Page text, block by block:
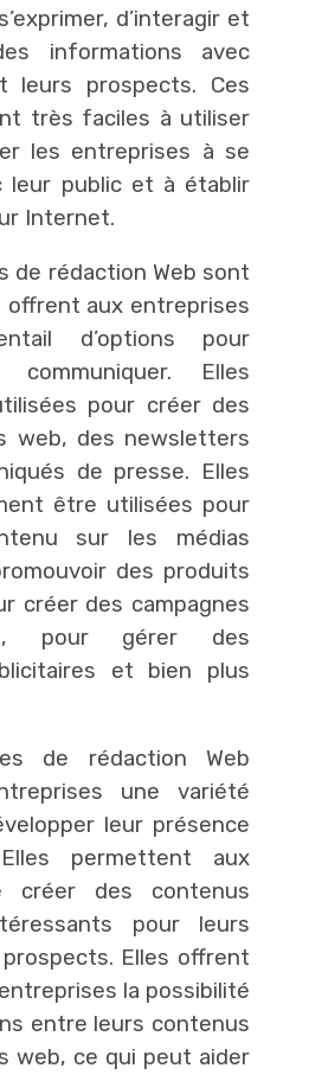
d’interagir et
informations avec
leurs prospects. Ces
très faciles à utiliser
les entreprises à se
leur public et à établir
Internet.
de rédaction Web sont
aux entreprises
d’options pour
communiquer. Elles
pour créer des
web, des newsletters
de presse. Elles
être utilisées pour
sur les médias
des produits
créer des campagnes
pour gérer des
et bien plus
de rédaction Web
une variété
leur présence
permettent aux
créer des contenus
pour leurs
Elles offrent
la possibilité
entre leurs contenus
web, ce qui peut aider